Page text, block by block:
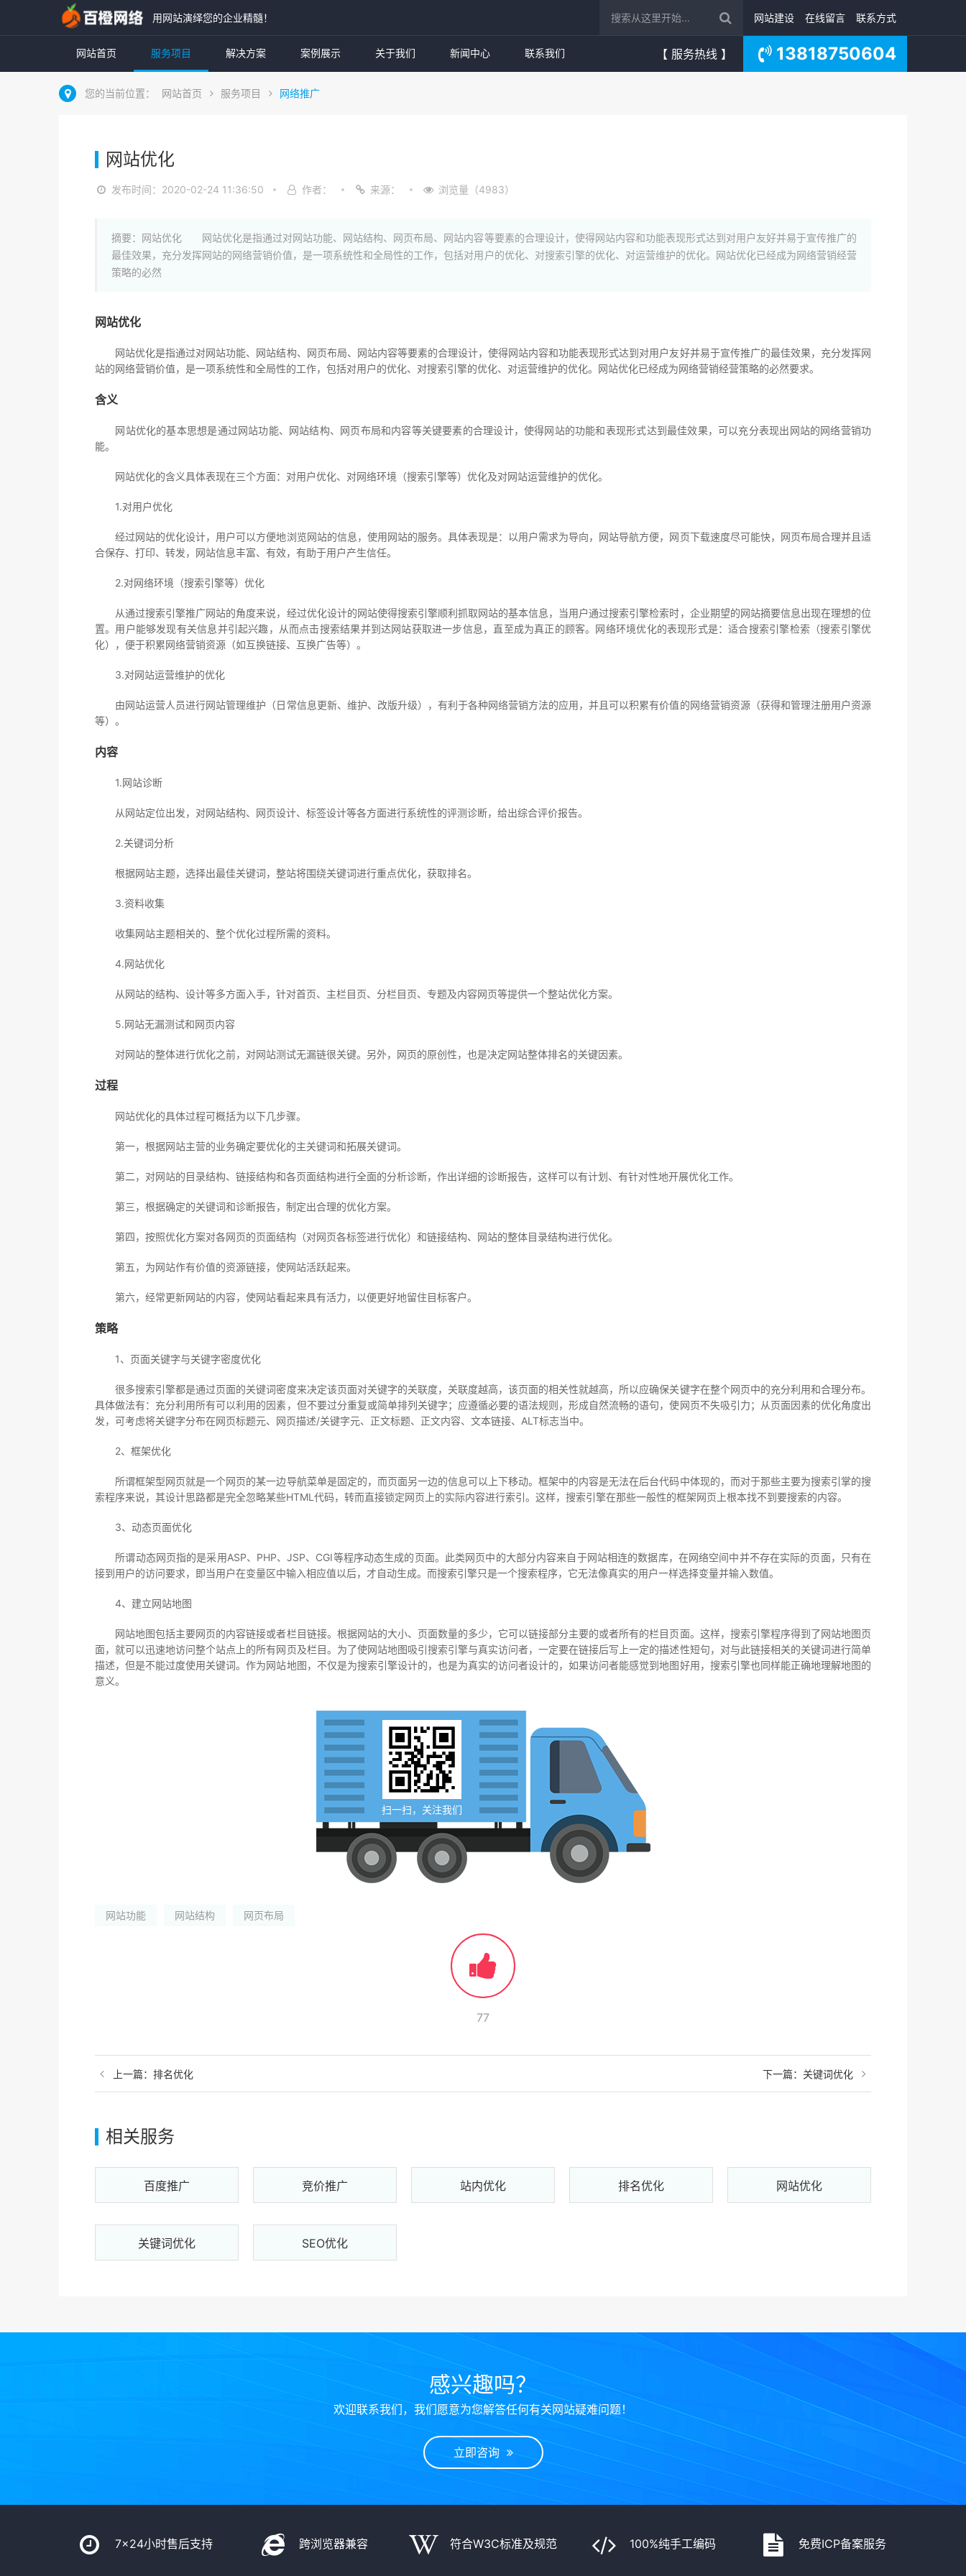
用网站演绎您的企业精髓！ 网站建设 在线留言 联系方式
网站首页 服务项目 解决方案 案例展示 关于我们 新闻中心 联系我们 【 服务热线 】 13818750604
您的当前位置： 网站首页 服务项目 网络推广
网站优化
发布时间：2020-02-24 11:36:50 作者： 来源： 浏览量（4983）
摘要：网站优化 网站优化是指通过对网站功能、网站结构、网页布局、网站内容等要素的合理设计，使得网站内容和功能表现形式达到对用户友好并易于宣传推广的
最佳效果，充分发挥网站的网络营销价值，是一项系统性和全局性的工作，包括对用户的优化、对搜索引擎的优化、对运营维护的优化。网站优化已经成为网络营销经营
策略的必然
网站优化
网站优化是指通过对网站功能、网站结构、网页布局、网站内容等要素的合理设计，使得网站内容和功能表现形式达到对用户友好并易于宣传推广的最佳效果，充分发挥网
站的网络营销价值，是一项系统性和全局性的工作，包括对用户的优化、对搜索引擎的优化、对运营维护的优化。网站优化已经成为网络营销经营策略的必然要求。
含义
网站优化的基本思想是通过网站功能、网站结构、网页布局和内容等关键要素的合理设计，使得网站的功能和表现形式达到最佳效果，可以充分表现出网站的网络营销功
能。
网站优化的含义具体表现在三个方面：对用户优化、对网络环境（搜索引擎等）优化及对网站运营维护的优化。
1.对用户优化
经过网站的优化设计，用户可以方便地浏览网站的信息，使用网站的服务。具体表现是：以用户需求为导向，网站导航方便，网页下载速度尽可能快，网页布局合理并且适
合保存、打印、转发，网站信息丰富、有效，有助于用户产生信任。
2.对网络环境（搜索引擎等）优化
从通过搜索引擎推广网站的角度来说，经过优化设计的网站使得搜索引擎顺利抓取网站的基本信息，当用户通过搜索引擎检索时，企业期望的网站摘要信息出现在理想的位
置。用户能够发现有关信息并引起兴趣，从而点击搜索结果并到达网站获取进一步信息，直至成为真正的顾客。网络环境优化的表现形式是：适合搜索引擎检索（搜索引擎优
化），便于积累网络营销资源（如互换链接、互换广告等）。
3.对网站运营维护的优化
由网站运营人员进行网站管理维护（日常信息更新、维护、改版升级），有利于各种网络营销方法的应用，并且可以积累有价值的网络营销资源（获得和管理注册用户资源
等）。
内容
1.网站诊断
从网站定位出发，对网站结构、网页设计、标签设计等各方面进行系统性的评测诊断，给出综合评价报告。
2.关键词分析
根据网站主题，选择出最佳关键词，整站将围绕关键词进行重点优化，获取排名。
3.资料收集
收集网站主题相关的、整个优化过程所需的资料。
4.网站优化
从网站的结构、设计等多方面入手，针对首页、主栏目页、分栏目页、专题及内容网页等提供一个整站优化方案。
5.网站无漏测试和网页内容
对网站的整体进行优化之前，对网站测试无漏链很关键。另外，网页的原创性，也是决定网站整体排名的关键因素。
过程
网站优化的具体过程可概括为以下几步骤。
第一，根据网站主营的业务确定要优化的主关键词和拓展关键词。
第二，对网站的目录结构、链接结构和各页面结构进行全面的分析诊断，作出详细的诊断报告，这样可以有计划、有针对性地开展优化工作。
第三，根据确定的关键词和诊断报告，制定出合理的优化方案。
第四，按照优化方案对各网页的页面结构（对网页各标签进行优化）和链接结构、网站的整体目录结构进行优化。
第五，为网站作有价值的资源链接，使网站活跃起来。
第六，经常更新网站的内容，使网站看起来具有活力，以便更好地留住目标客户。
策略
1、页面关键字与关键字密度优化
很多搜索引擎都是通过页面的关键词密度来决定该页面对关键字的关联度，关联度越高，该页面的相关性就越高，所以应确保关键字在整个网页中的充分利用和合理分布。
具体做法有：充分利用所有可以利用的因素，但不要过分重复或简单排列关键字；应遵循必要的语法规则，形成自然流畅的语句，使网页不失吸引力；从页面因素的优化角度出
发，可考虑将关键字分布在网页标题元、网页描述/关键字元、正文标题、正文内容、文本链接、ALT标志当中。
2、框架优化
所谓框架型网页就是一个网页的某一边导航菜单是固定的，而页面另一边的信息可以上下移动。框架中的内容是无法在后台代码中体现的，而对于那些主要为搜索引掌的搜
索程序来说，其设计思路都是完全忽略某些HTML代码，转而直接锁定网页上的实际内容进行索引。这样，搜索引擎在那些一般性的框架网页上根本找不到要搜索的内容。
3、动态页面优化
所谓动态网页指的是采用ASP、PHP、JSP、CGI等程序动态生成的页面。此类网页中的大部分内容来自于网站相连的数据库，在网络空间中并不存在实际的页面，只有在
接到用户的访问要求，即当用户在变量区中输入相应值以后，才自动生成。而搜索引擎只是一个搜索程序，它无法像真实的用户一样选择变量并输入数值。
4、建立网站地图
网站地图包括主要网页的内容链接或者栏目链接。根据网站的大小、页面数量的多少，它可以链接部分主要的或者所有的栏目页面。这样，搜索引擎程序得到了网站地图页
面，就可以迅速地访问整个站点上的所有网页及栏目。为了使网站地图吸引搜索引擎与真实访问者，一定要在链接后写上一定的描述性短句，对与此链接相关的关键词进行简单
描述，但是不能过度使用关键词。作为网站地图，不仅是为搜索引擎设计的，也是为真实的访问者设计的，如果访问者能感觉到地图好用，搜索引擎也同样能正确地理解地图的
意义。
扫一扫，关注我们
网站功能 网站结构 网页布局
77
上一篇： 排名优化 下一篇： 关键词优化
相关服务
百度推广 竞价推广 站内优化 排名优化 网站优化
关键词优化 SEO优化
感兴趣吗？
欢迎联系我们，我们愿意为您解答任何有关网站疑难问题！
立即咨询
7x24小时售后支持 跨浏览器兼容 符合W3C标准及规范 100%纯手工编码 免费ICP备案服务